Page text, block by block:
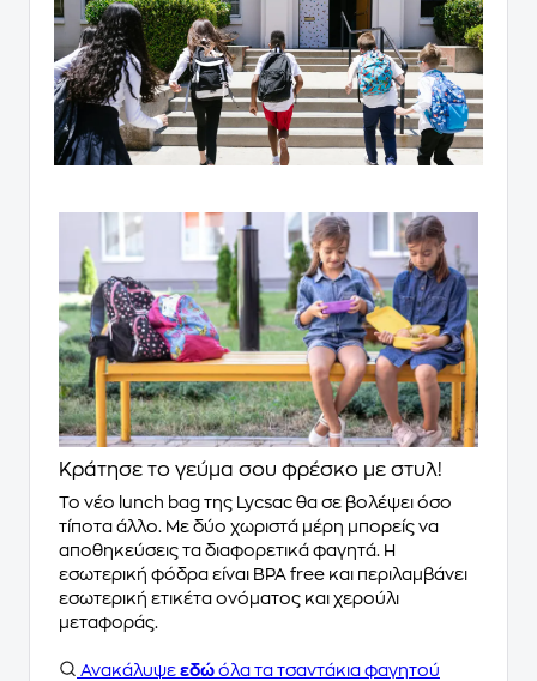
Κράτησε το γεύμα σου φρέσκο με στυλ!
Το νέο lunch bag της Lycsac θα σε βολέψει όσο
τίποτα άλλο. Με δύο χωριστά μέρη μπορείς να
αποθηκεύσεις τα διαφορετικά φαγητά. Η
εσωτερική φόδρα είναι BPA free και περιλαμβάνει
εσωτερική ετικέτα ονόματος και χερούλι
μεταφοράς.
Ανακάλυψε εδώ όλα τα τσαντάκια φαγητού